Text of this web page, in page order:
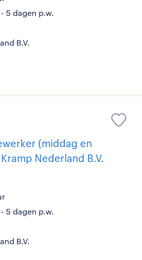
5 dagen p.w.
B.V.
(middag en
Nederland B.V.
5 dagen p.w.
B.V.